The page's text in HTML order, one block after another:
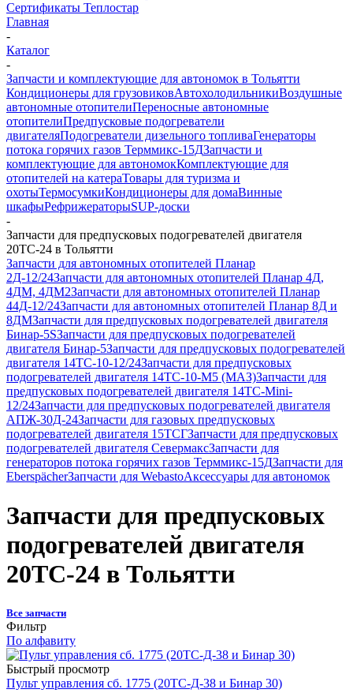
Сертификаты Теплостар
Главная
-
Каталог
-
Запчасти и комплектующие для автономок в Тольятти
Кондиционеры для грузовиковАвтохолодильникиВоздушные
автономные отопителиПереносные автономные
отопителиПредпусковые подогреватели
двигателяПодогреватели дизельного топливаГенераторы
потока горячих газов Терммикс-15ДЗапчасти и
комплектующие для автономокКомплектующие для
отопителей на катераТовары для туризма и
охотыТермосумкиКондиционеры для домаВинные
шкафыРефрижераторыSUP-доски
-
Запчасти для предпусковых подогревателей двигателя
20ТС-24 в Тольятти
Запчасти для автономных отопителей Планар
2Д-12/24Запчасти для автономных отопителей Планар 4Д,
4ДМ, 4ДМ2Запчасти для автономных отопителей Планар
44Д-12/24Запчасти для автономных отопителей Планар 8Д и
8ДМЗапчасти для предпусковых подогревателей двигателя
Бинар-5SЗапчасти для предпусковых подогревателей
двигателя Бинар-5Запчасти для предпусковых подогревателей
двигателя 14ТС-10-12/24Запчасти для предпусковых
подогревателей двигателя 14ТС-10-М5 (МАЗ)Запчасти для
предпусковых подогревателей двигателя 14ТС-Mini-
12/24Запчасти для предпусковых подогревателей двигателя
АПЖ-30Д-24Запчасти для газовых предпусковых
подогревателей двигателя 15ТСГЗапчасти для предпусковых
подогревателей двигателя СевермаксЗапчасти для
генераторов потока горячих газов Терммикс-15ДЗапчасти для
EberspächerЗапчасти для WebastoАксессуары для автономок
Запчасти для предпусковых
подогревателей двигателя
20ТС-24 в Тольятти
Все запчасти
Фильтр
По алфавиту
Быстрый просмотр
Пульт управления сб. 1775 (20ТС-Д-38 и Бинар 30)